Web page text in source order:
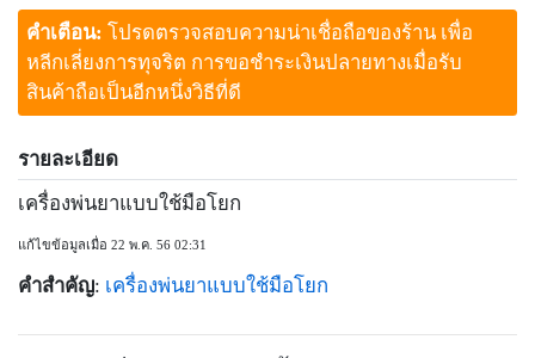
คำเตือน: โปรดตรวจสอบความน่าเชื่อถือของร้าน เพื่อ
หลีกเลี่ยงการทุจริต การขอชำระเงินปลายทางเมื่อรับ
สินค้าถือเป็นอีกหนึ่งวิธีที่ดี
รายละเอียด
เครื่องพ่นยาแบบใช้มือโยก
แก้ไขข้อมูลเมื่อ 22 พ.ค. 56 02:31
คำสำคัญ: เครื่องพ่นยาแบบใช้มือโยก